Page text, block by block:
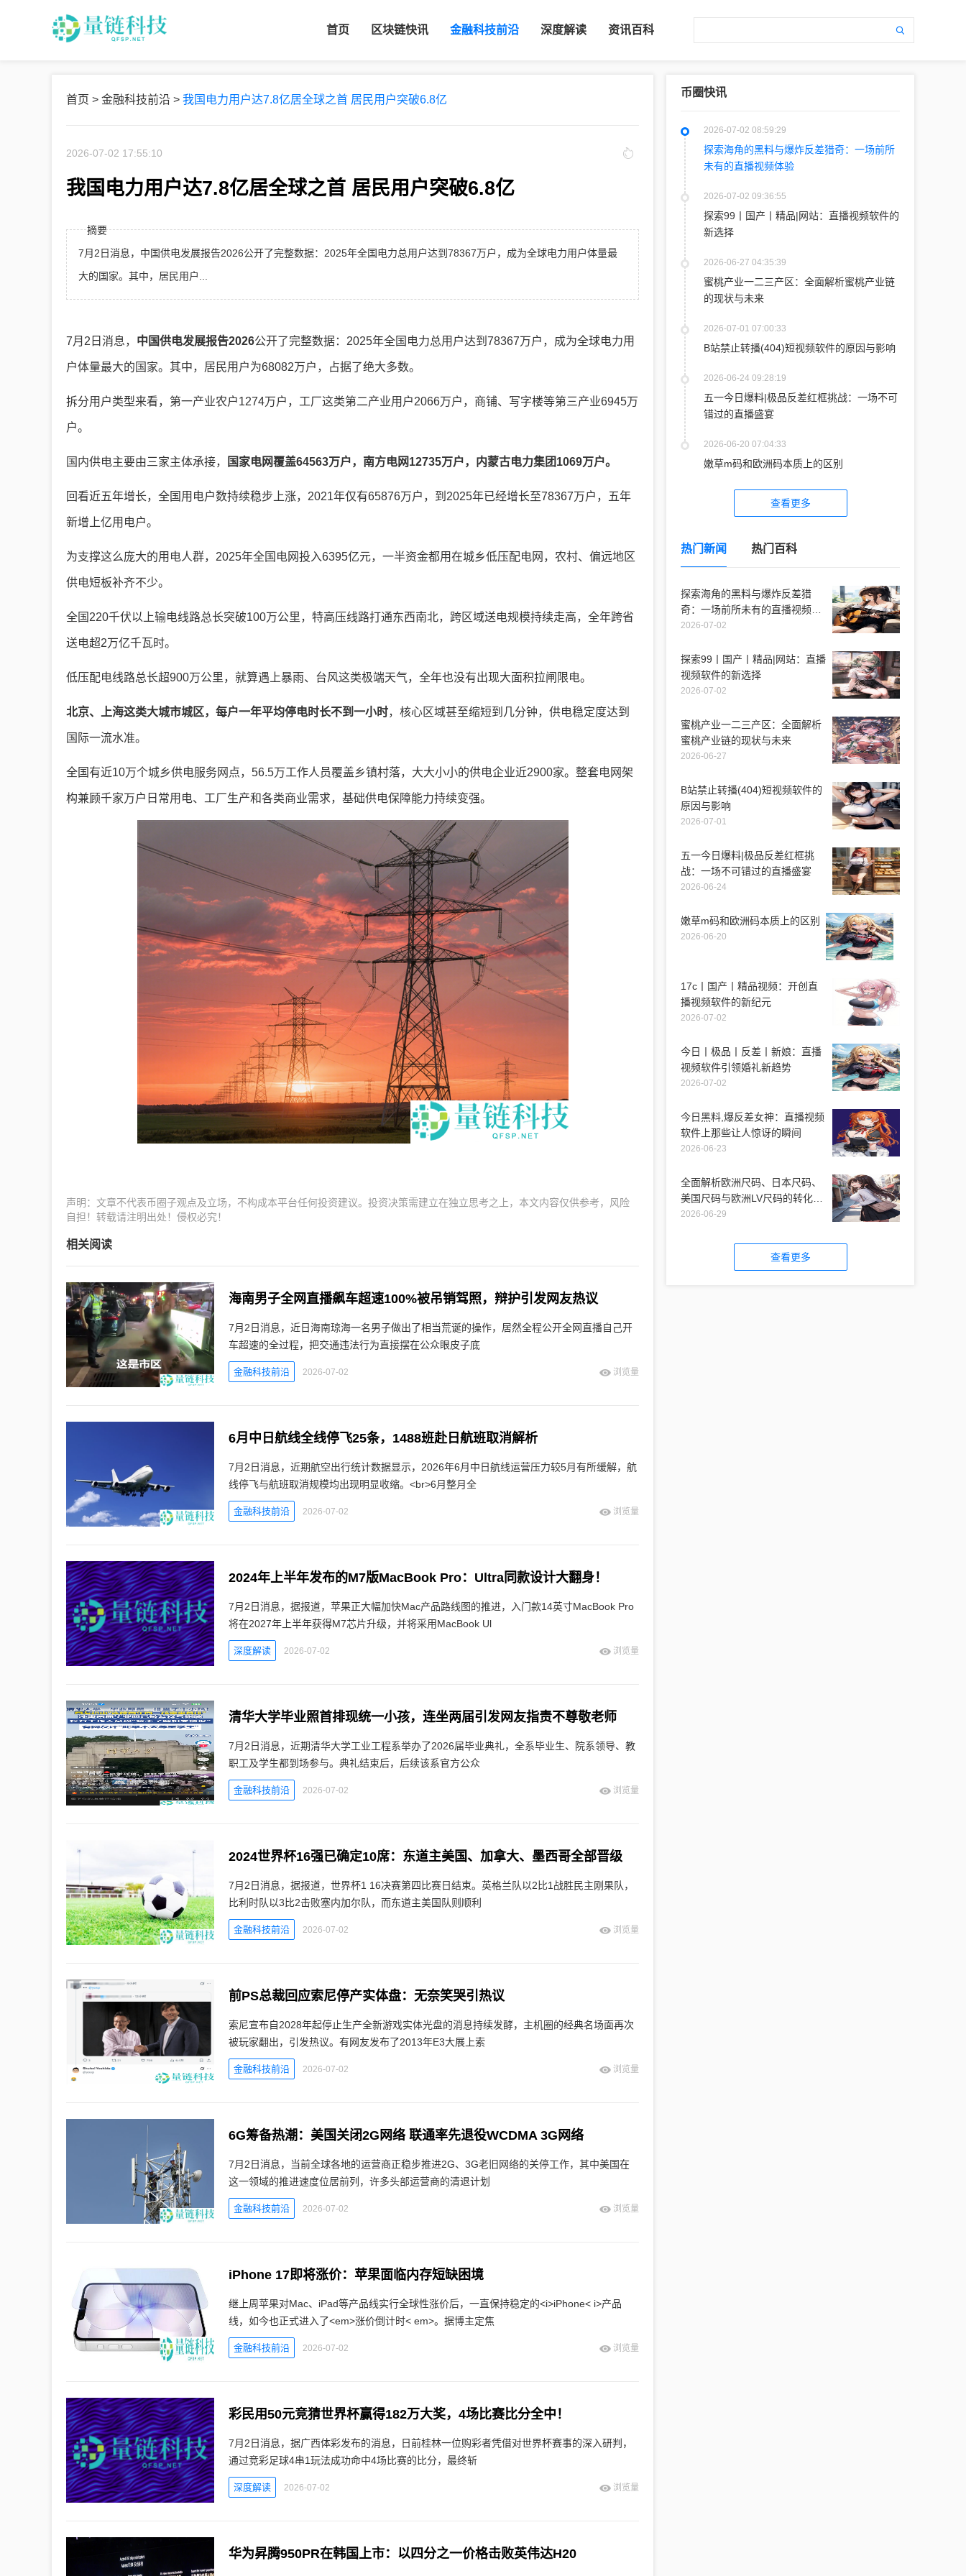
首页 区块链快讯 金融科技前沿 深度解读 资讯百科
首页 > 金融科技前沿 > 我国电力用户达7.8亿居全球之首 居民用户突破6.8亿
2026-07-02 17:55:10
我国电力用户达7.8亿居全球之首 居民用户突破6.8亿
摘要
7月2日消息，中国供电发展报告2026公开了完整数据：2025年全国电力总用户达到78367万户，成为全球电力用户体量最
大的国家。其中，居民用户...
7月2日消息， 中国供电发展报告2026公开了完整数据：2025年全国电力总用户达到78367万户，成为全球电力用
户体量最大的国家。其中，居民用户为68082万户，占据了绝大多数。
拆分用户类型来看，第一产业农户1274万户，工厂这类第二产业用户2066万户，商铺、写字楼等第三产业6945万
户。
国内供电主要由三家主体承接， 国家电网覆盖64563万户，南方电网12735万户，内蒙古电力集团1069万户。
回看近五年增长，全国用电户数持续稳步上涨，2021年仅有65876万户，到2025年已经增长至78367万户，五年
新增上亿用电户。
为支撑这么庞大的用电人群，2025年全国电网投入6395亿元，一半资金都用在城乡低压配电网，农村、偏远地区
供电短板补齐不少。
全国220千伏以上输电线路总长突破100万公里，特高压线路打通东西南北，跨区域送电规模持续走高，全年跨省
送电超2万亿千瓦时。
低压配电线路总长超900万公里，就算遇上暴雨、台风这类极端天气，全年也没有出现大面积拉闸限电。
北京、上海这类大城市城区，每户一年平均停电时长不到一小时，核心区域甚至缩短到几分钟，供电稳定度达到
国际一流水准。
全国有近10万个城乡供电服务网点，56.5万工作人员覆盖乡镇村落，大大小小的供电企业近2900家。整套电网架
构兼顾千家万户日常用电、工厂生产和各类商业需求，基础供电保障能力持续变强。
声明：文章不代表币圈子观点及立场，不构成本平台任何投资建议。投资决策需建立在独立思考之上，本文内容仅供参考，风险
自担！转载请注明出处！侵权必究！
相关阅读
海南男子全网直播飙车超速100%被吊销驾照，辩护引发网友热议
7月2日消息，近日海南琼海一名男子做出了相当荒诞的操作，居然全程公开全网直播自己开
车超速的全过程，把交通违法行为直接摆在公众眼皮子底
金融科技前沿 2026-07-02 浏览量
6月中日航线全线停飞25条，1488班赴日航班取消解析
7月2日消息，近期航空出行统计数据显示，2026年6月中日航线运营压力较5月有所缓解，航
线停飞与航班取消规模均出现明显收缩。<br>6月整月全
金融科技前沿 2026-07-02 浏览量
2024年上半年发布的M7版MacBook Pro：Ultra同款设计大翻身！
7月2日消息，据报道，苹果正大幅加快Mac产品路线图的推进，入门款14英寸MacBook Pro
将在2027年上半年获得M7芯片升级，并将采用MacBook Ul
深度解读 2026-07-02 浏览量
清华大学毕业照首排现统一小孩，连坐两届引发网友指责不尊敬老师
7月2日消息，近期清华大学工业工程系举办了2026届毕业典礼，全系毕业生、院系领导、教
职工及学生都到场参与。典礼结束后，后续该系官方公众
金融科技前沿 2026-07-02 浏览量
2024世界杯16强已确定10席：东道主美国、加拿大、墨西哥全部晋级
7月2日消息，据报道，世界杯1 16决赛第四比赛日结束。英格兰队以2比1战胜民主刚果队，
比利时队以3比2击败塞内加尔队，而东道主美国队则顺利
金融科技前沿 2026-07-02 浏览量
前PS总裁回应索尼停产实体盘：无奈笑哭引热议
索尼宣布自2028年起停止生产全新游戏实体光盘的消息持续发酵，主机圈的经典名场面再次
被玩家翻出，引发热议。有网友发布了2013年E3大展上索
金融科技前沿 2026-07-02 浏览量
6G筹备热潮：美国关闭2G网络 联通率先退役WCDMA 3G网络
7月2日消息，当前全球各地的运营商正稳步推进2G、3G老旧网络的关停工作，其中美国在
这一领域的推进速度位居前列，许多头部运营商的清退计划
金融科技前沿 2026-07-02 浏览量
iPhone 17即将涨价：苹果面临内存短缺困境
继上周苹果对Mac、iPad等产品线实行全球性涨价后，一直保持稳定的<i>iPhone< i>产品
线，如今也正式进入了<em>涨价倒计时< em>。据博主定焦
金融科技前沿 2026-07-02 浏览量
彩民用50元竞猜世界杯赢得182万大奖，4场比赛比分全中！
7月2日消息，据广西体彩发布的消息，日前桂林一位购彩者凭借对世界杯赛事的深入研判，
通过竞彩足球4串1玩法成功命中4场比赛的比分，最终斩
深度解读 2026-07-02 浏览量
华为昇腾950PR在韩国上市：以四分之一价格击败英伟达H20
币圈快讯
2026-07-02 08:59:29
探索海角的黑料与爆炸反差猎奇：一场前所
未有的直播视频体验
2026-07-02 09:36:55
探索99丨国产丨精品|网站：直播视频软件的
新选择
2026-06-27 04:35:39
蜜桃产业一二三产区：全面解析蜜桃产业链
的现状与未来
2026-07-01 07:00:33
B站禁止转播(404)短视频软件的原因与影响
2026-06-24 09:28:19
五一今日爆料|极品反差红框挑战：一场不可
错过的直播盛宴
2026-06-20 07:04:33
嫩草m码和欧洲码本质上的区别
查看更多
热门新闻 热门百科
探索海角的黑料与爆炸反差猎
奇：一场前所未有的直播视频体
验
2026-07-02
探索99丨国产丨精品|网站：直播
视频软件的新选择
2026-07-02
蜜桃产业一二三产区：全面解析
蜜桃产业链的现状与未来
2026-06-27
B站禁止转播(404)短视频软件的
原因与影响
2026-07-01
五一今日爆料|极品反差红框挑
战：一场不可错过的直播盛宴
2026-06-24
嫩草m码和欧洲码本质上的区别
2026-06-20
17c丨国产丨精品视频：开创直
播视频软件的新纪元
2026-07-02
今日丨极品丨反差丨新娘：直播
视频软件引领婚礼新趋势
2026-07-02
今日黑料,爆反差女神：直播视频
软件上那些让人惊讶的瞬间
2026-06-23
全面解析欧洲尺码、日本尺码、
美国尺码与欧洲LV尺码的转化与
适用性
2026-06-29
查看更多